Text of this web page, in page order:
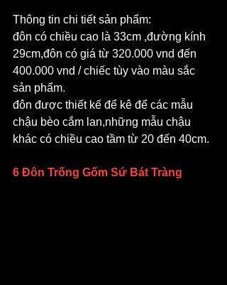
Thông tin chi tiết sản phẩm:
đôn có chiều cao là 33cm ,đường kính
29cm,đôn có giá từ 320.000 vnd đến
400.000 vnd / chiếc tùy vào màu sắc
sản phẩm.
đôn được thiết kế để kê để các mẫu
chậu bèo cắm lan,những mẫu chậu
khác có chiều cao tầm từ 20 đến 40cm.
6 Đôn Trống Gốm Sứ Bát Tràng